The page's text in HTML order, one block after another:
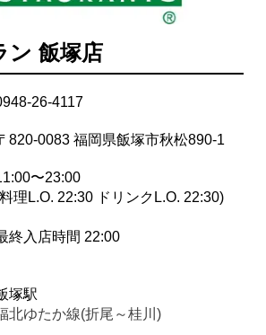
ン 飯塚店
26-4117
820-0083 福岡県飯塚市秋松890-1
〜23:00
理L.O. 22:30 ドリンクL.O. 22:30)
終入店時間 22:00
塚駅
北ゆたか線(折尾～桂川)